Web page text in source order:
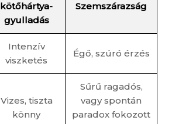
kötőhártya-
gyulladás
Szemszárazság
Intenzív
viszketés
Égő, szúró érzés
Vizes, tiszta
könny
Sűrű ragadós,
vagy spontán
paradox fokozott